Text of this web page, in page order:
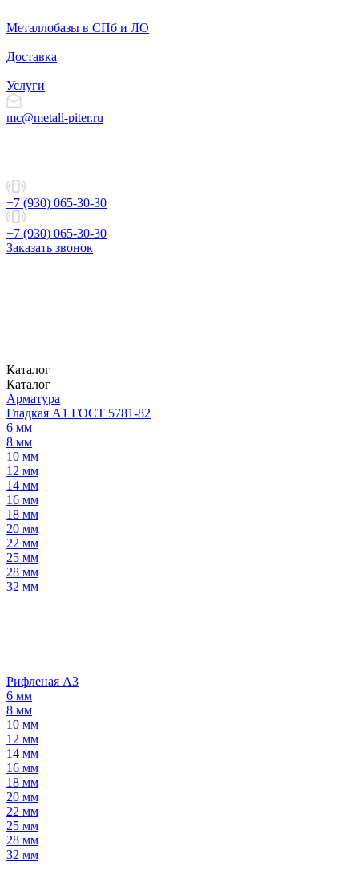
Металлобазы в СПб и ЛО
Доставка
Услуги
mc@metall-piter.ru
+7 (930) 065-30-30
+7 (930) 065-30-30
Заказать звонок
Каталог
Каталог
Арматура
Гладкая А1 ГОСТ 5781-82
6 мм
8 мм
10 мм
12 мм
14 мм
16 мм
18 мм
20 мм
22 мм
25 мм
28 мм
32 мм
Рифленая А3
6 мм
8 мм
10 мм
12 мм
14 мм
16 мм
18 мм
20 мм
22 мм
25 мм
28 мм
32 мм